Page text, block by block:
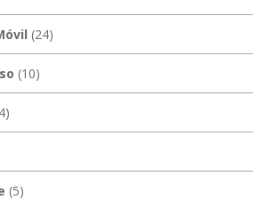
(24)
(10)
(5)